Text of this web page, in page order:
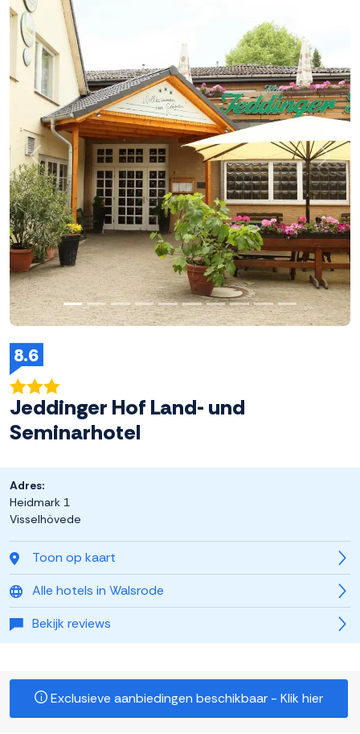
8.6
Jeddinger Hof Land- und
Seminarhotel
Toon op kaart
Alle hotels in Walsrode
Bekijk reviews
Adres:
Heidmark 1
Visselhövede
Exclusieve aanbiedingen beschikbaar - Klik hier